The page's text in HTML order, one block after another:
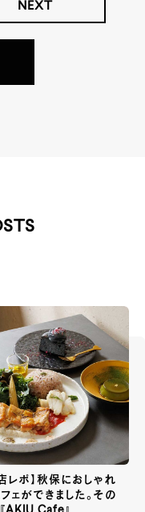
NEXT
レポ】秋保におしゃれ
ェができました。その